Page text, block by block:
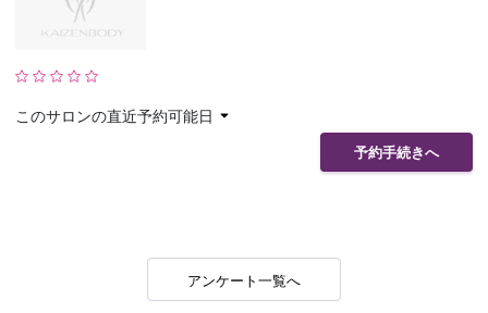
このサロンの直近予約可能日
予約手続きへ
アンケート一覧へ